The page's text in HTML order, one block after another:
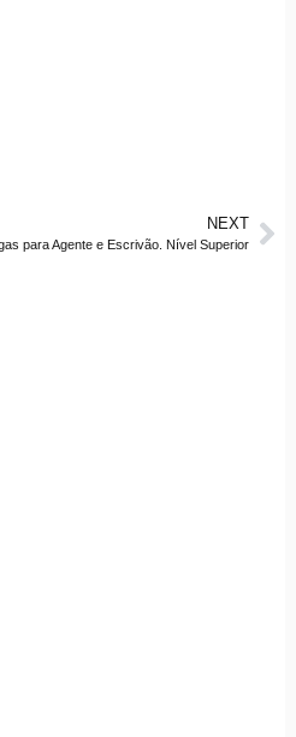
NEXT
para Agente e Escrivão. Nível Superior